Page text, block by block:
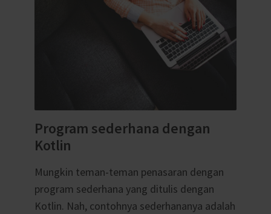
Program sederhana dengan
Kotlin
Mungkin teman-teman penasaran dengan
program sederhana yang ditulis dengan
Kotlin. Nah, contohnya sederhananya adalah